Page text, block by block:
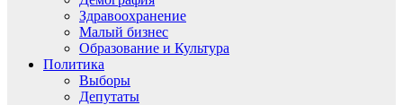
Здравоохранение
Малый бизнес
Образование и Культура
Политика
Выборы
Депутаты